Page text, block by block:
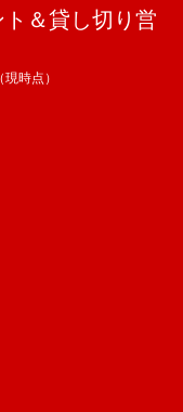
＆貸し切り営
時点）